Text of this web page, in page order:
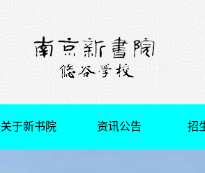
关于新书院 资讯公告 招